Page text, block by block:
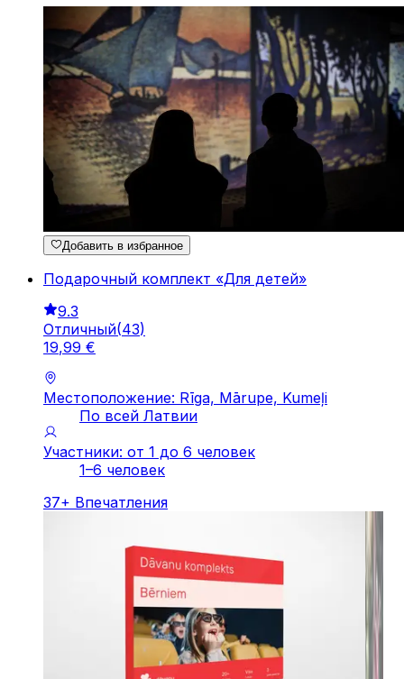
Добавить в избранное
Подарочный комплект «Для детей»
9.3
Отличный(43)
19,99 €
Местоположение: Rīga, Mārupe, Kumeļi
По всей Латвии
Участники: от 1 до 6 человек
1–6 человек
37+ Впечатления